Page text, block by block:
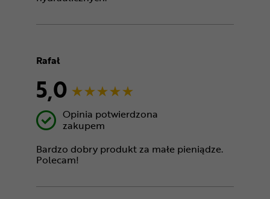
Rafał
5,0
Opinia potwierdzona
zakupem
Bardzo dobry produkt za małe pieniądze.
Polecam!